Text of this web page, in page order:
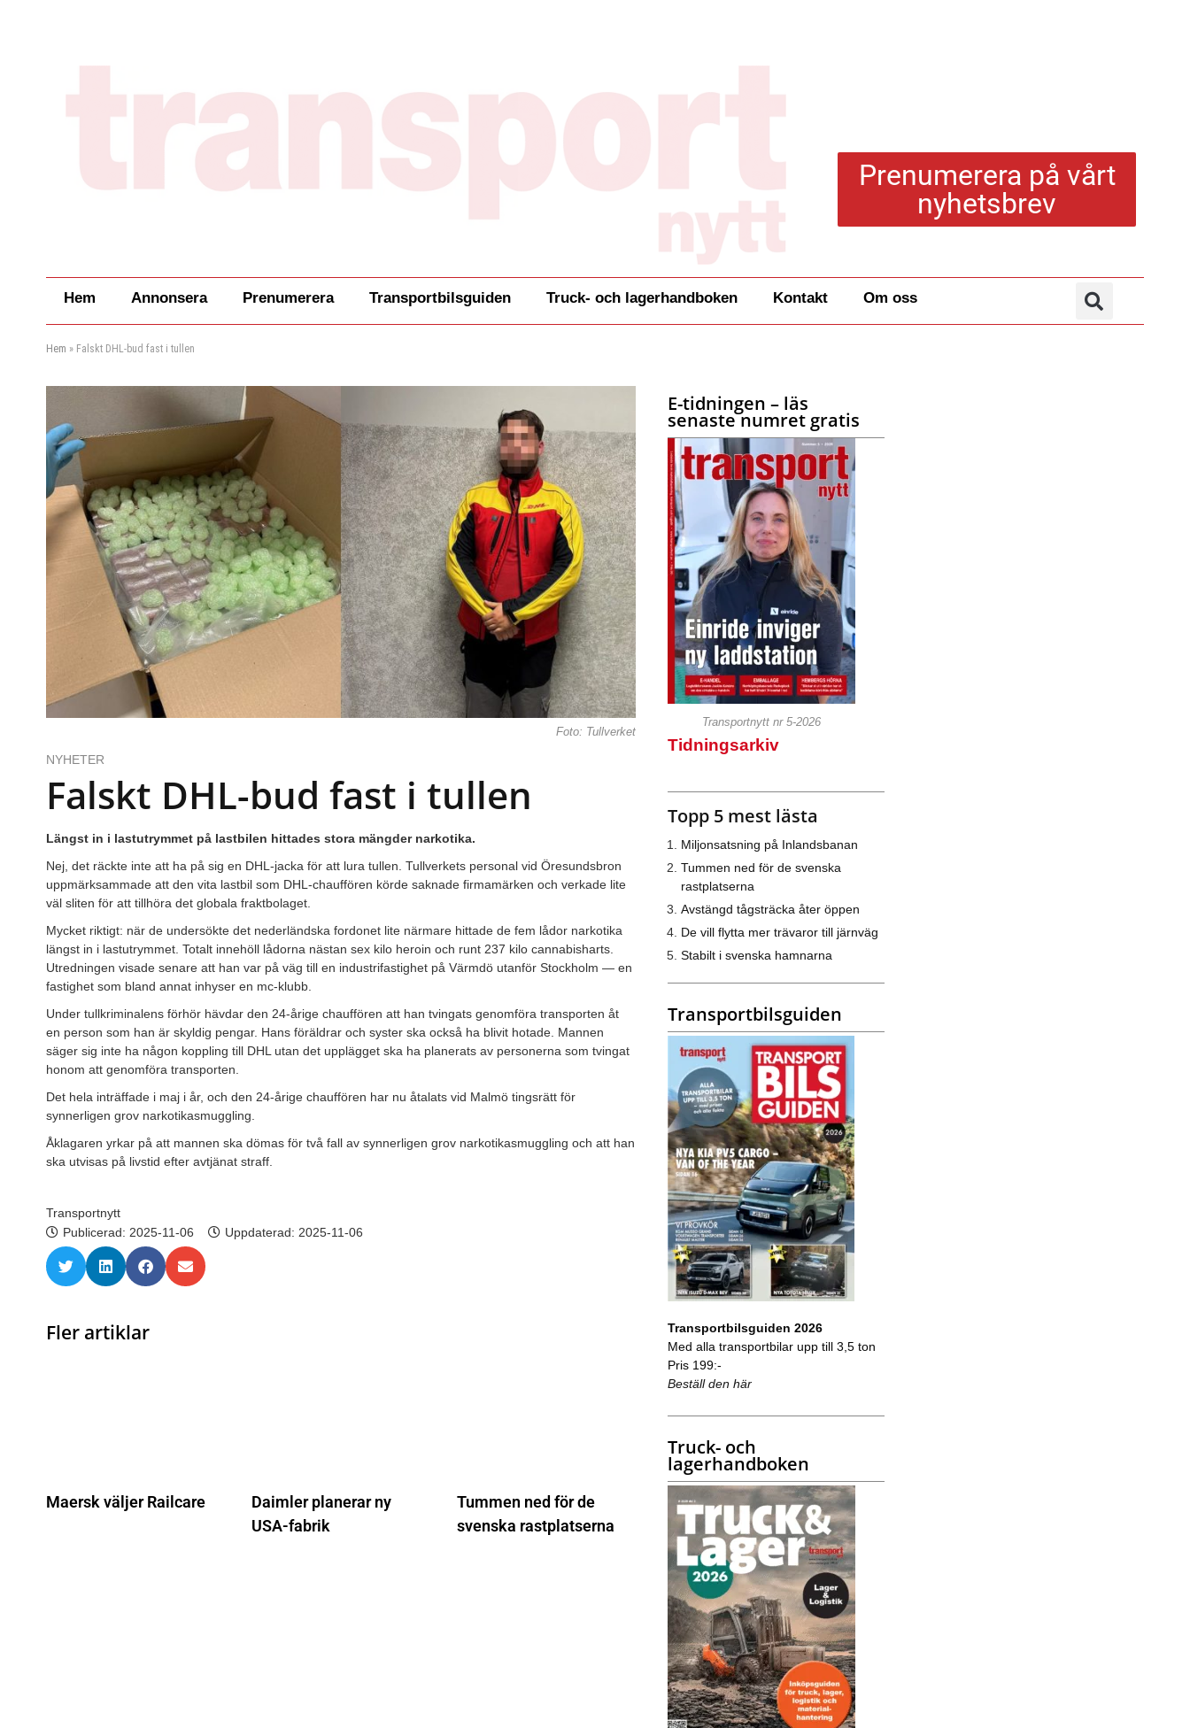
Prenumerera på vårt
nyhetsbrev
Hem Annonsera Prenumerera Transportbilsguiden Truck- och lagerhandboken Kontakt Om oss
Hem » Falskt DHL-bud fast i tullen
Foto: Tullverket
NYHETER
Falskt DHL-bud fast i tullen
Längst in i lastutrymmet på lastbilen hittades stora mängder narkotika.
Nej, det räckte inte att ha på sig en DHL-jacka för att lura tullen. Tullverkets personal vid Öresundsbron
uppmärksammade att den vita lastbil som DHL-chauffören körde saknade firmamärken och verkade lite
väl sliten för att tillhöra det globala fraktbolaget.
Mycket riktigt: när de undersökte det nederländska fordonet lite närmare hittade de fem lådor narkotika
längst in i lastutrymmet. Totalt innehöll lådorna nästan sex kilo heroin och runt 237 kilo cannabisharts.
Utredningen visade senare att han var på väg till en industrifastighet på Värmdö utanför Stockholm — en
fastighet som bland annat inhyser en mc-klubb.
Under tullkriminalens förhör hävdar den 24-årige chauffören att han tvingats genomföra transporten åt
en person som han är skyldig pengar. Hans föräldrar och syster ska också ha blivit hotade. Mannen
säger sig inte ha någon koppling till DHL utan det upplägget ska ha planerats av personerna som tvingat
honom att genomföra transporten.
Det hela inträffade i maj i år, och den 24-årige chauffören har nu åtalats vid Malmö tingsrätt för
synnerligen grov narkotikasmuggling.
Åklagaren yrkar på att mannen ska dömas för två fall av synnerligen grov narkotikasmuggling och att han
ska utvisas på livstid efter avtjänat straff.
Transportnytt
Publicerad: 2025-11-06 Uppdaterad: 2025-11-06
Fler artiklar
Maersk väljer Railcare
Daimler planerar ny
USA-fabrik
Tummen ned för de
svenska rastplatserna
E-tidningen – läs
senaste numret gratis
Transportnytt nr 5-2026
Tidningsarkiv
Topp 5 mest lästa
Miljonsatsning på Inlandsbanan
Tummen ned för de svenska
rastplatserna
Avstängd tågsträcka åter öppen
De vill flytta mer trävaror till järnväg
Stabilt i svenska hamnarna
Transportbilsguiden
Transportbilsguiden 2026
Med alla transportbilar upp till 3,5 ton
Pris 199:-
Beställ den här
Truck- och
lagerhandboken